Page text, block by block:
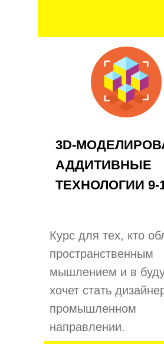
3D-
АДДИТИВНЫЕ
ТЕХНОЛОГИИ 9-
Курс для тех, кто
пространственным
мышлением и в
хочет стать
промышленном
направлении.